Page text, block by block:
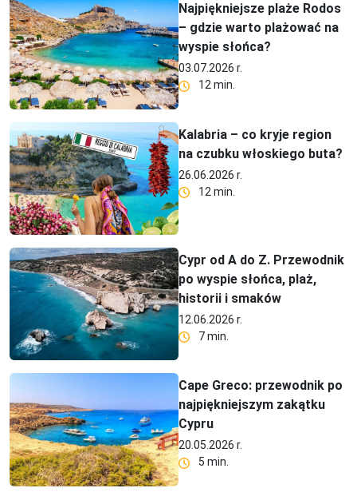
Najpiękniejsze plaże Rodos
– gdzie warto plażować na
wyspie słońca?
03.07.2026 r.
12 min.
Kalabria – co kryje region
na czubku włoskiego buta?
26.06.2026 r.
12 min.
Cypr od A do Z. Przewodnik
po wyspie słońca, plaż,
historii i smaków
12.06.2026 r.
7 min.
Cape Greco: przewodnik po
najpiękniejszym zakątku
Cypru
20.05.2026 r.
5 min.